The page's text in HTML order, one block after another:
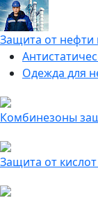
Защита от нефти
Одежда для
Комбинезоны
Защита от